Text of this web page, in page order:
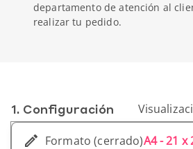
departamento de atención al
realizar tu pedido.
1. Conf­iguración
Formato (cerrado)A4 - 21 x